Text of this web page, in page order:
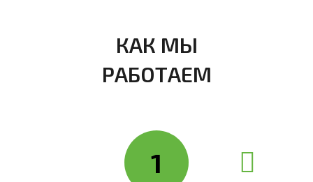
КАК МЫ
РАБОТАЕМ
1